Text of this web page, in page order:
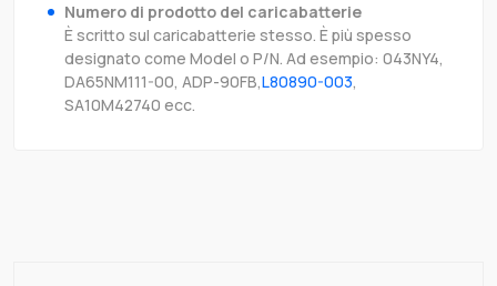
Numero di prodotto del caricabatterie
È scritto sul caricabatterie stesso. È più spesso
designato come Model o P/N. Ad esempio: 043NY4,
DA65NM111-00, ADP-90FB,L80890-003,
SA10M42740 ecc.